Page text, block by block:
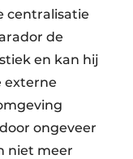
centralisatie
de
en kan hij
externe
ongeveer
niet meer